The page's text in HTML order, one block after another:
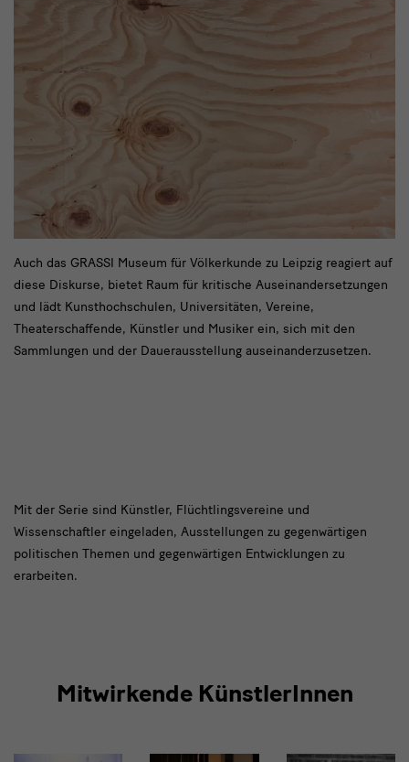
text
3
Auch das GRASSI Museum für Völkerkunde zu Leipzig reagiert auf
diese Diskurse, bietet Raum für kritische Auseinandersetzungen
und lädt Kunsthochschulen, Universitäten, Vereine,
Theaterschaffende, Künstler und Musiker ein, sich mit den
Sammlungen und der Dauerausstellung auseinanderzusetzen.
text
4
Mit der Serie sind Künstler, Flüchtlingsvereine und
Wissenschaftler eingeladen, Ausstellungen zu gegenwärtigen
politischen Themen und gegenwärtigen Entwicklungen zu
erarbeiten.
Mitwirkende KünstlerInnen